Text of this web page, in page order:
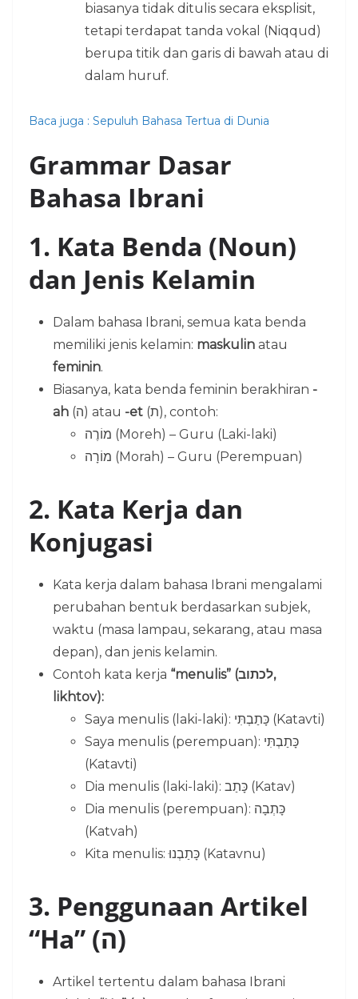
biasanya tidak ditulis secara eksplisit,
tetapi terdapat tanda vokal (Niqqud)
berupa titik dan garis di bawah atau di
dalam huruf.
Baca juga : Sepuluh Bahasa Tertua di Dunia
Grammar Dasar
Bahasa Ibrani
1. Kata Benda (Noun)
dan Jenis Kelamin
Dalam bahasa Ibrani, semua kata benda
memiliki jenis kelamin: maskulin atau
feminin.
Biasanya, kata benda feminin berakhiran -
ah
(ה) atau -et
(ת), contoh:
מוֹרֶה (Moreh) – Guru (Laki-laki)
מוֹרָה (Morah) – Guru (Perempuan)
2. Kata Kerja dan
Konjugasi
Kata kerja dalam bahasa Ibrani mengalami
perubahan bentuk berdasarkan subjek,
waktu (masa lampau, sekarang, atau masa
depan), dan jenis kelamin.
Contoh kata kerja “menulis” (לכתוב,
likhtov):
Saya menulis (laki-laki): כָּתַבְתִּי (Katavti)
Saya menulis (perempuan): כָּתַבְתִּי
(Katavti)
Dia menulis (laki-laki): כָּתַב (Katav)
Dia menulis (perempuan): כָּתְבָה
(Katvah)
Kita menulis: כָּתַבְנוּ (Katavnu)
3. Penggunaan Artikel
“Ha” (ה)
Artikel tertentu dalam bahasa Ibrani